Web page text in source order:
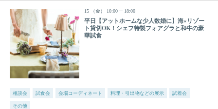
15 （金） 10:00 18:00
平日【アットホームな少人数婚に】海×リゾー
ト貸切OK！シェフ特製フォアグラと和牛の豪
華試食
相談会 試食会 会場コーディネート 料理・引出物などの展示 試着会
その他